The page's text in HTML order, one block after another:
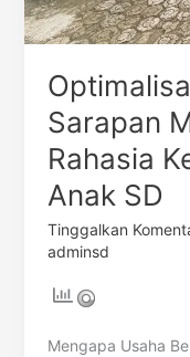
Sarapan
Rahasia
Anak SD
Tinggalkan
adminsd
Mengapa Usaha